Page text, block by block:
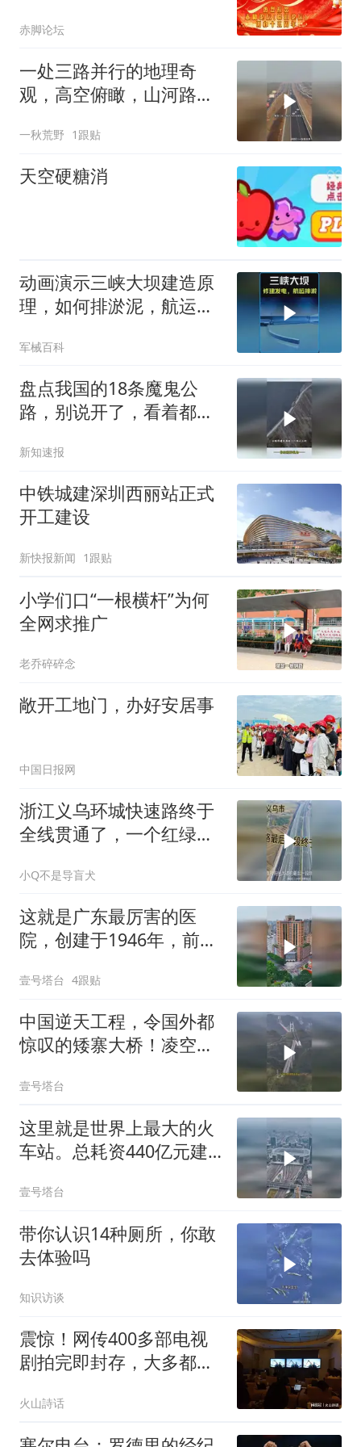
赤脚论坛
一处三路并行的地理奇
观，高空俯瞰，山河路网
一秋荒野 1跟贴
天空硬糖消
动画演示三峡大坝建造原
理，如何排淤泥，航运，
军械百科
盘点我国的18条魔鬼公
路，别说开了，看着都吓
新知速报
中铁城建深圳西丽站正式
开工建设
新快报新闻 1跟贴
小学们口“一根横杆”为何
全网求推广
老乔碎碎念
敞开工地门，办好安居事
中国日报网
浙江义乌环城快速路终于
全线贯通了，一个红绿灯
小Q不是导盲犬
这就是广东最厉害的医
院，创建于1946年，前身
壹号塔台 4跟贴
中国逆天工程，令国外都
惊叹的矮寨大桥！凌空飞
壹号塔台
这里就是世界上最大的火
车站。总耗资440亿元建
壹号塔台
带你认识14种厕所，你敢
去体验吗
知识访谈
震惊！网传400多部电视
剧拍完即封存，大多都是
水漂，为何迟迟播不了
火山詩话